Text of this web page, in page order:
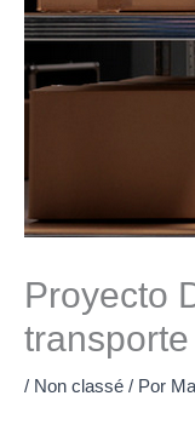
Proyecto
/ Non classé / Por